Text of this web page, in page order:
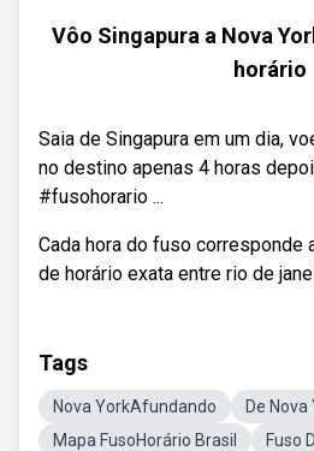
Vôo Singapura a Nova
horário
Saia de Singapura em um dia,
no destino apenas 4 horas
#fusohorario ...
Cada hora do fuso corresponde
de horário exata entre rio de
Tags
Nova YorkAfundando
De Nova
Mapa FusoHorário Brasil
Fuso